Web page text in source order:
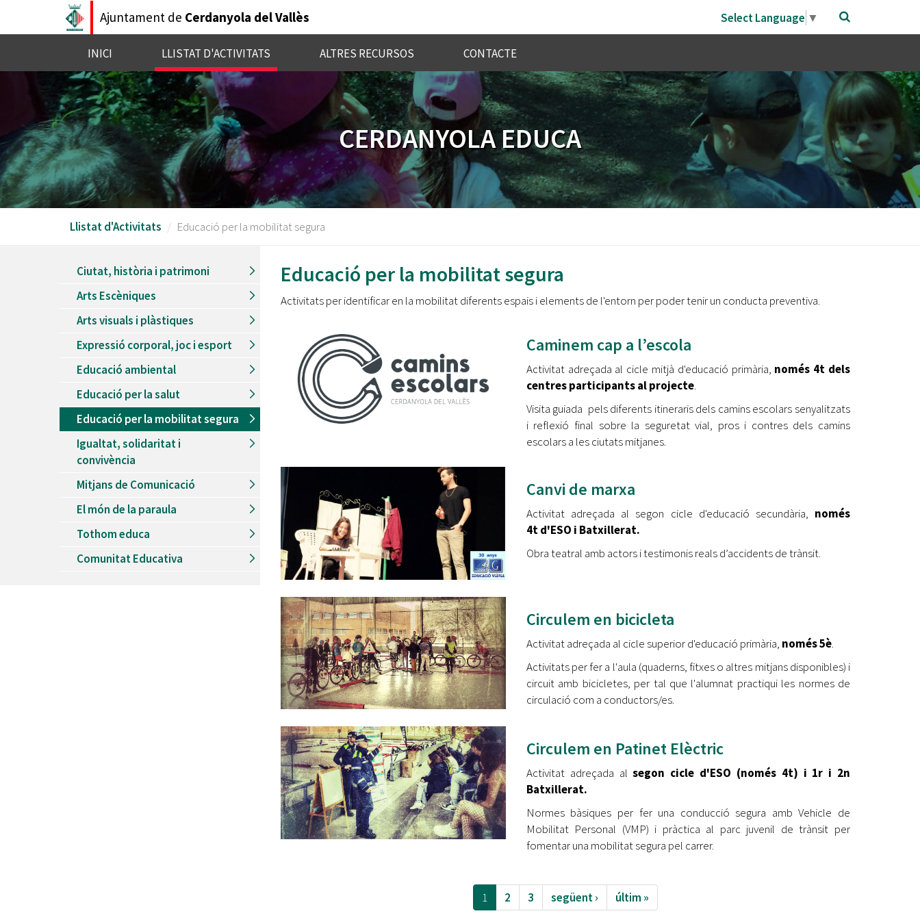
Ajuntament de Cerdanyola del Vallès Select Language ▼
INICI LLISTAT D'ACTIVITATS ALTRES RECURSOS CONTACTE
CERDANYOLA EDUCA
Llistat d'Activitats Educació per la mobilitat segura
Ciutat, història i patrimoni
Arts Escèniques
Arts visuals i plàstiques
Expressió corporal, joc i esport
Educació ambiental
Educació per la salut
Educació per la mobilitat segura
Igualtat, solidaritat i
convivència
Mitjans de Comunicació
El món de la paraula
Tothom educa
Comunitat Educativa
Educació per la mobilitat segura
Activitats per identificar en la mobilitat diferents espais i elements de l'entorn per poder tenir un conducta preventiva.
Caminem cap a l’escola
Activitat adreçada al cicle mitjà d'educació primària, només 4t dels
centres participants al projecte.
Visita guiada pels diferents itineraris dels camins escolars senyalitzats
i reflexió final sobre la seguretat vial, pros i contres dels camins
escolars a les ciutats mitjanes.
Canvi de marxa
Activitat adreçada al segon cicle d'educació secundària, només
4t d'ESO i Batxillerat.
Obra teatral amb actors i testimonis reals d’accidents de trànsit.
Circulem en bicicleta
Activitat adreçada al cicle superior d'educació primària, només 5è.
Activitats per fer a l'aula (quaderns, fitxes o altres mitjans disponibles) i
circuit amb bicicletes, per tal que l'alumnat practiqui les normes de
circulació com a conductors/es.
Circulem en Patinet Elèctric
Activitat adreçada alsegon cicle d'ESO (només 4t) i 1r i 2n
Batxillerat.
Normes bàsiques per fer una conducció segura amb Vehicle de
Mobilitat Personal (VMP) i pràctica al parc juvenil de trànsit per
fomentar una mobilitat segura pel carrer.
1 2 3 següent › últim »